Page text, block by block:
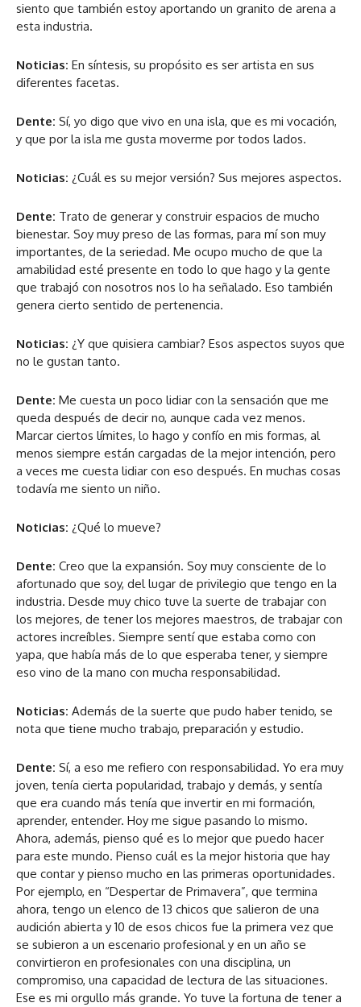
siento que también estoy aportando un granito de arena a
esta industria.
Noticias: En síntesis, su propósito es ser artista en sus
diferentes facetas.
Dente: Sí, yo digo que vivo en una isla, que es mi vocación,
y que por la isla me gusta moverme por todos lados.
Noticias: ¿Cuál es su mejor versión? Sus mejores aspectos.
Dente: Trato de generar y construir espacios de mucho
bienestar. Soy muy preso de las formas, para mí son muy
importantes, de la seriedad. Me ocupo mucho de que la
amabilidad esté presente en todo lo que hago y la gente
que trabajó con nosotros nos lo ha señalado. Eso también
genera cierto sentido de pertenencia.
Noticias: ¿Y que quisiera cambiar? Esos aspectos suyos que
no le gustan tanto.
Dente: Me cuesta un poco lidiar con la sensación que me
queda después de decir no, aunque cada vez menos.
Marcar ciertos límites, lo hago y confío en mis formas, al
menos siempre están cargadas de la mejor intención, pero
a veces me cuesta lidiar con eso después. En muchas cosas
todavía me siento un niño.
Noticias: ¿Qué lo mueve?
Dente: Creo que la expansión. Soy muy consciente de lo
afortunado que soy, del lugar de privilegio que tengo en la
industria. Desde muy chico tuve la suerte de trabajar con
los mejores, de tener los mejores maestros, de trabajar con
actores increíbles. Siempre sentí que estaba como con
yapa, que había más de lo que esperaba tener, y siempre
eso vino de la mano con mucha responsabilidad.
Noticias: Además de la suerte que pudo haber tenido, se
nota que tiene mucho trabajo, preparación y estudio.
Dente: Sí, a eso me refiero con responsabilidad. Yo era muy
joven, tenía cierta popularidad, trabajo y demás, y sentía
que era cuando más tenía que invertir en mi formación,
aprender, entender. Hoy me sigue pasando lo mismo.
Ahora, además, pienso qué es lo mejor que puedo hacer
para este mundo. Pienso cuál es la mejor historia que hay
que contar y pienso mucho en las primeras oportunidades.
Por ejemplo, en “Despertar de Primavera”, que termina
ahora, tengo un elenco de 13 chicos que salieron de una
audición abierta y 10 de esos chicos fue la primera vez que
se subieron a un escenario profesional y en un año se
convirtieron en profesionales con una disciplina, un
compromiso, una capacidad de lectura de las situaciones.
Ese es mi orgullo más grande. Yo tuve la fortuna de tener a